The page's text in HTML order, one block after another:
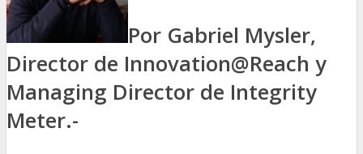
Por Gabriel Mysler,
Director de Innovation@Reach y
Managing Director de Integrity
Meter.-